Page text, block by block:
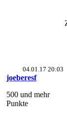
04.01.17 20:03
joeberesf
500 und mehr
Punkte